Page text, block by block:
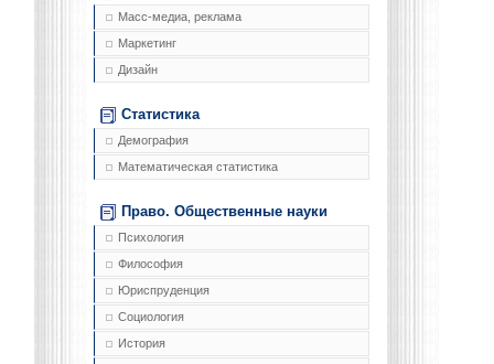
Масс-медиа, реклама
Маркетинг
Дизайн
Статистика
Демография
Математическая статистика
Право. Общественные науки
Психология
Философия
Юриспруденция
Социология
История